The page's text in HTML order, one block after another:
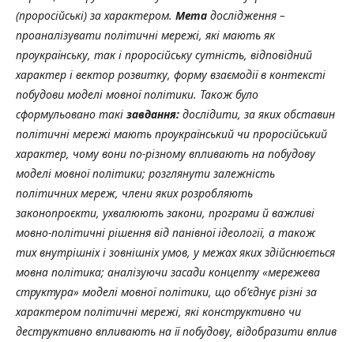
(проросійські) за характером. Мета дослідження –
проаналізувати політичні мережі, які мають як
проукраїнську, так і проросійську сутність, відповідний
характер і вектор розвитку, форму взаємодії в контексті
побудови моделі мовної політики. Також було
сформульовано такі завдання: дослідити, за яких обставин
політичні мережі мають проукраїнський чи проросійський
характер, чому вони по-різному впливають на побудову
моделі мовної політики; розглянути залежність
політичних мереж, члени яких розробляють
законопроєкти, ухвалюють закони, програми й важливі
мовно-політичні рішення від панівної ідеології, а також
тих внутрішніх і зовнішніх умов, у межах яких здійснюється
мовна політика; аналізуючи засади концепту «мережева
структура» моделі мовної політики, що об’єднує різні за
характером політичні мережі, які конструктивно чи
деструктивно впливають на її побудову, відобразити вплив